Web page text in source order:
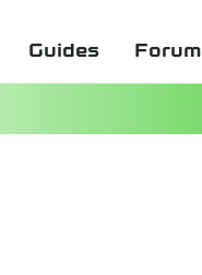
Guides Forum